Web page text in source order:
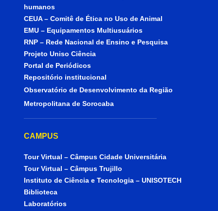
humanos
CEUA – Comitê de Ética no Uso de Animal
EMU – Equipamentos Multiusuários
RNP – Rede Nacional de Ensino e Pesquisa
Projeto Uniso Ciência
Portal de Periódicos
Repositório institucional
Observatório de Desenvolvimento da Região
Metropolitana de Sorocaba
CAMPUS
Tour Virtual – Câmpus Cidade Universitária
Tour Virtual – Câmpus Trujillo
Instituto de Ciência e Tecnologia – UNISOTECH
Biblioteca
Laboratórios